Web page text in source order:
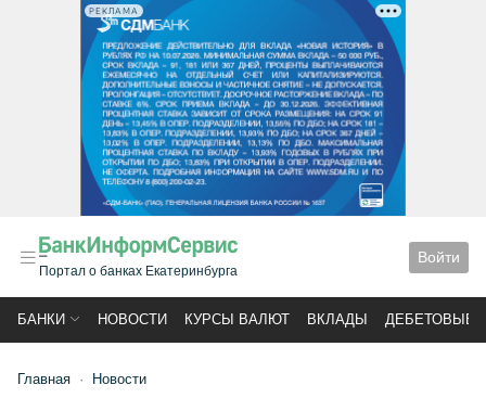
РЕКЛАМА
Портал о банках Екатеринбурга
Войти
БАНКИ НОВОСТИ КУРСЫ ВАЛЮТ ВКЛАДЫ ДЕБЕТОВЫЕ
Главная Новости